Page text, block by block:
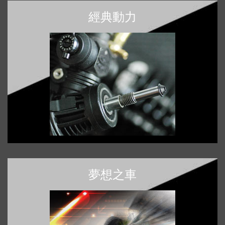
經典動力
夢想之車